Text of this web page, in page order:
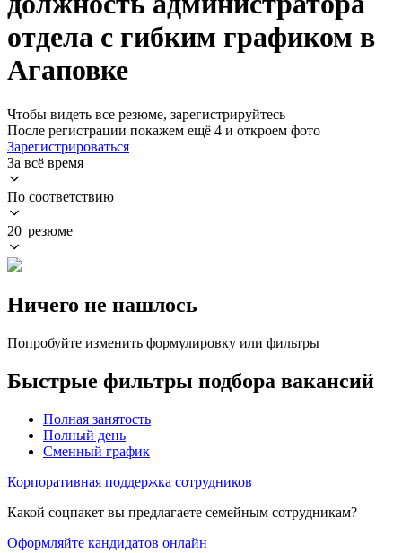
отдела с гибким графиком в
Агаповке
Чтобы видеть все резюме, зарегистрируйтесь
После регистрации покажем ещё 4 и откроем фото
Зарегистрироваться
За всё время
По соответствию
20 резюме
Ничего не нашлось
Попробуйте изменить формулировку или фильтры
Быстрые фильтры подбора вакансий
Полная занятость
Полный день
Сменный график
Корпоративная поддержка сотрудников
Какой соцпакет вы предлагаете семейным сотрудникам?
Оформляйте кандидатов онлайн